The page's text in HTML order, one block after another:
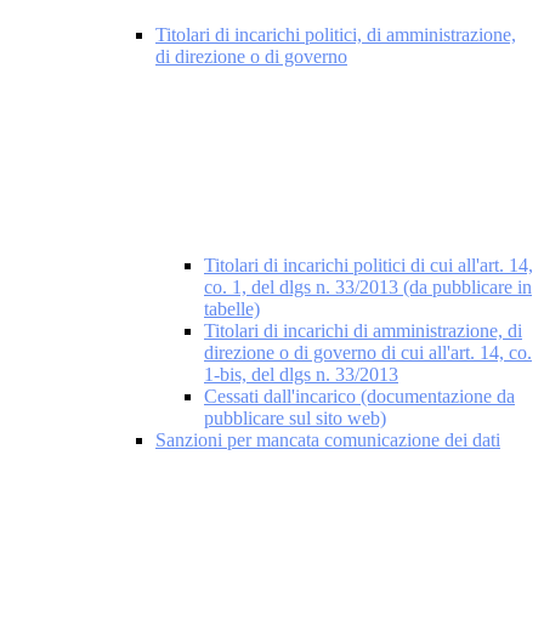
Titolari di incarichi politici, di amministrazione,
di direzione o di governo
Titolari di incarichi politici di cui all'art. 14,
co. 1, del dlgs n. 33/2013 (da pubblicare in
tabelle)
Titolari di incarichi di amministrazione, di
direzione o di governo di cui all'art. 14, co.
1-bis, del dlgs n. 33/2013
Cessati dall'incarico (documentazione da
pubblicare sul sito web)
Sanzioni per mancata comunicazione dei dati